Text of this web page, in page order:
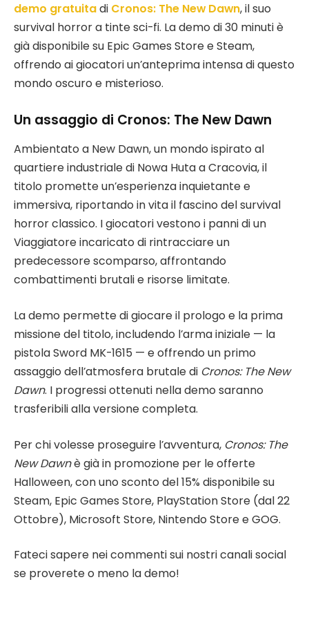
demo gratuitadi Cronos: The New Dawn, il suo
survival horror a tinte sci-fi. La demo di 30 minuti è
già disponibile su Epic Games Store e Steam,
offrendo ai giocatori un’anteprima intensa di questo
mondo oscuro e misterioso.
Un assaggio di Cronos: The New Dawn
Ambientato a New Dawn, un mondo ispirato al
quartiere industriale di Nowa Huta a Cracovia, il
titolo promette un’esperienza inquietante e
immersiva, riportando in vita il fascino del survival
horror classico. I giocatori vestono i panni di un
Viaggiatore incaricato di rintracciare un
predecessore scomparso, affrontando
combattimenti brutali e risorse limitate.
La demo permette di giocare il prologo e la prima
missione del titolo, includendo l’arma iniziale — la
pistola Sword MK-1615 — e offrendo un primo
assaggio dell’atmosfera brutale di Cronos: The New
Dawn. I progressi ottenuti nella demo saranno
trasferibili alla versione completa.
Per chi volesse proseguire l’avventura, Cronos: The
New Dawnè già in promozione per le offerte
Halloween, con uno sconto del 15% disponibile su
Steam, Epic Games Store, PlayStation Store (dal 22
Ottobre), Microsoft Store, Nintendo Store e GOG.
Fateci sapere nei commenti sui nostri canali social
se proverete o meno la demo!